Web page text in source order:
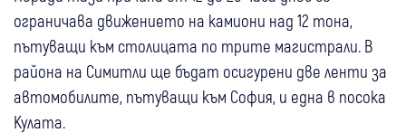
ограничава движението на камиони над 12 тона,
пътуващи към столицата по трите магистрали. В
района на Симитли ще бъдат осигурени две ленти за
автомобилите, пътуващи към София, и една в посока
Кулата.